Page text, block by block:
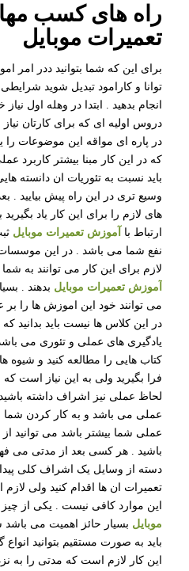
راه های کسب
تعمیرات موبایل
برای این که شما بتوانید ددر امر
توانا و کارامود تبدیل شوید
انجام بدهید . ابتدا در وهله اول
دروس اولیه ای که برای کارتان نیاز
در پاره ای مواقه این موضوعات را
که در این کار مبنا بیشتر کاربرد
باید نسبت به تئوریات ان دانسته هایی
وسیع تری در این راه پیش بیایید .
های لازم را برای این کار یاد
ارتباط با
آموزش تعمیرات موبایل
نفع شما می باشد . در این
لازم برای این کار می توانند به
آموزش تعمیرات موبایل بدهند .
می توانند خود این اموزش ها را بر
در این کلاس ها نیست باید بدانید
یادگیری های عملی و تئوری می
کتاب هایی را مطالعه کنید و شیوه
فرا بگیرید ولی به این نیاز است
لحاظ عملی نیز اشراف داشته باشید .
عملی می باشد و به کار کردن شما
عملی شما بیشتر باشد می توانید از
باشید . هر کسی بعد از مدتی می
دسته از وسایل یک اشراف کلی
تعمیرات ان ها اقدام کنید ولی
این موارد کافی نیست . یکی از چیز
موبایل بسیار حائز اهمیت می
باید به صورت مستقیم بتوانید
این کار لازم است که مدتی را به